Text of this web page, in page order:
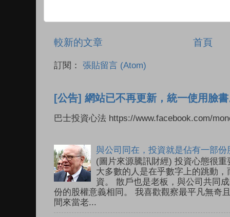
較新的文章 首頁
訂閱： 張貼留言 (Atom)
[公告] 網站已不再更新，統一使用臉
巴士投資心法 https://www.facebook.com/
與公司同在，投資就是佔有一部
(圖片來源騰訊財經) 投資心態很
大多數的人是在乎數字上的跳動
資。 散戶也是老板，與公司共同
份的股權意義相同。 我喜歡觀察最平凡無奇
間來當老...